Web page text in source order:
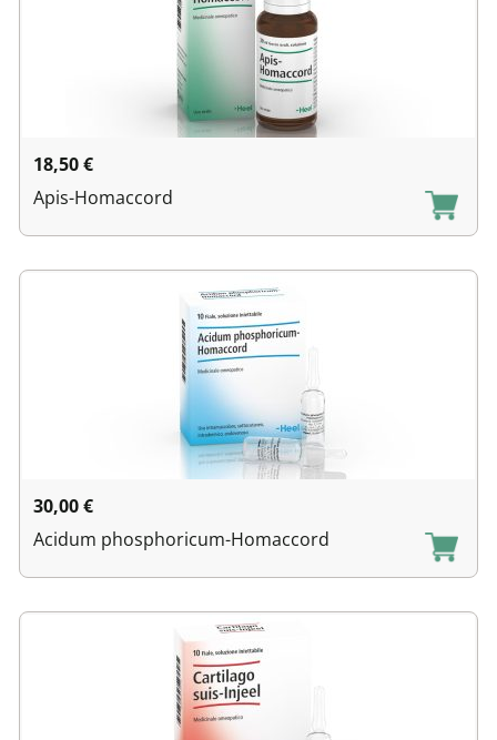
18,50€
Apis-Homaccord
30,00€
Acidum phosphoricum-Homaccord